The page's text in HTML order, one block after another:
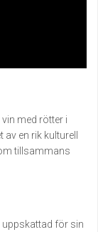
med rötter i
en rik kulturell
tillsammans
uppskattad för sin